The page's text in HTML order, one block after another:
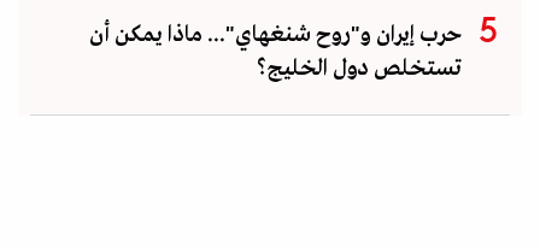
حرب إيران و"روح شنغهاي"... ماذا يمكن أن
تستخلص دول الخليج؟